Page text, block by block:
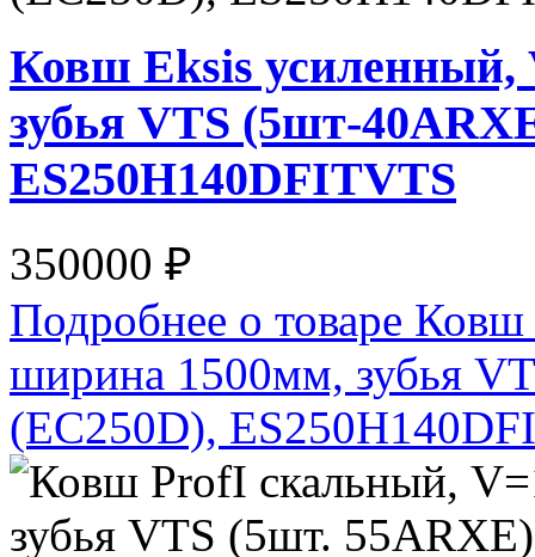
Ковш Eksis
зубья VTS (5шт-
ES250H140DFITVTS
350000 ₽
Подробнее о товаре
ширина 1500мм, зубья
(EC250D),